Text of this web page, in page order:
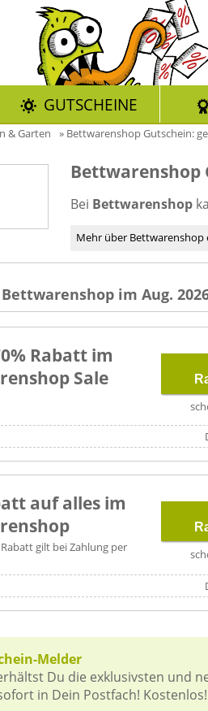
GUTSCHEINE
& Garten » Bettwarenshop Gutschein:
Bettwarenshop
Bei Bettwarenshop
Mehr über Bettwarenshop
im Aug.
Rabatt im
Sale
auf alles im
gilt bei Zahlung per
Melder
Du die exklusivsten und
in Dein Postfach!